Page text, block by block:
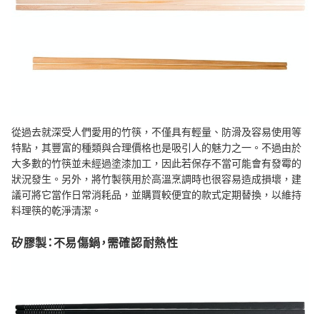
從過去就深受人們愛用的竹筷，不僅具有輕量、防滑及容易使用等
特點，其豐富的種類與合理價格也是吸引人的魅力之一。不過由於
大多數的竹筷並未經過塗漆加工，因此若保存不當可能會有發霉的
狀況發生。另外，將竹製筷用於高溫烹調時也很容易造成損壞，建
議可將它當作日常消耗品，並購買較便宜的款式定期替換，以維持
料理筷的乾淨清潔。
矽膠製：不易傷鍋，需確認耐熱性